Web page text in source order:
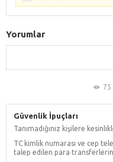
Yorumlar
Güvenlik İpuçları
Tanımadığınız kişilere
TC kimlik numarası ve cep
talep edilen para